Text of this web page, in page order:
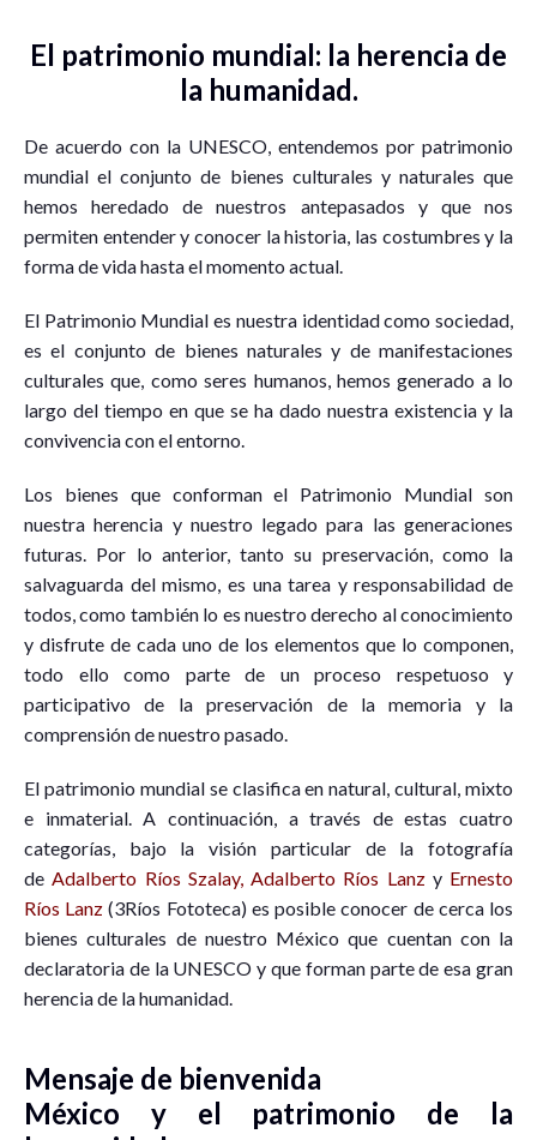
El patrimonio mundial: la herencia de
la humanidad.
De acuerdo con la UNESCO, entendemos por patrimonio
mundial el conjunto de bienes culturales y naturales que
hemos heredado de nuestros antepasados y que nos
permiten entender y conocer la historia, las costumbres y la
forma de vida hasta el momento actual.
El Patrimonio Mundial es nuestra identidad como sociedad,
es el conjunto de bienes naturales y de manifestaciones
culturales que, como seres humanos, hemos generado a lo
largo del tiempo en que se ha dado nuestra existencia y la
convivencia con el entorno.
Los bienes que conforman el Patrimonio Mundial son
nuestra herencia y nuestro legado para las generaciones
futuras. Por lo anterior, tanto su preservación, como la
salvaguarda del mismo, es una tarea y responsabilidad de
todos, como también lo es nuestro derecho al conocimiento
y disfrute de cada uno de los elementos que lo componen,
todo ello como parte de un proceso respetuoso y
participativo de la preservación de la memoria y la
comprensión de nuestro pasado.
El patrimonio mundial se clasifica en natural, cultural, mixto
e inmaterial. A continuación, a través de estas cuatro
categorías, bajo la visión particular de la fotografía
deAdalberto Ríos Szalay, Adalberto Ríos Lanzy Ernesto
Ríos Lanz (3Ríos Fototeca) es posible conocer de cerca los
bienes culturales de nuestro México que cuentan con la
declaratoria de la UNESCO y que forman parte de esa gran
herencia de la humanidad.
Mensaje de bienvenida
México y el patrimonio de la